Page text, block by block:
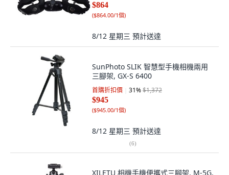
$864
($864.00/1個)
8/12 星期三 預計送達
SunPhoto SLIK 智慧型手機相機兩用
三腳架, GX-S 6400
首購折扣價 31%$1,372
$945
($945.00/1個)
8/12 星期三 預計送達
(6)
XILETU 相機手機便攜式三腳架, M-5G,